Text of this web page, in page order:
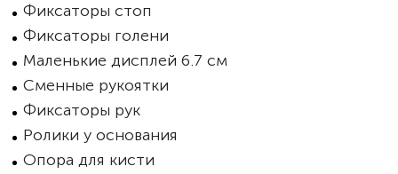
Фиксаторы стоп
Фиксаторы голени
Маленькие дисплей 6.7 см
Сменные рукоятки
Фиксаторы рук
Ролики у основания
Опора для кисти